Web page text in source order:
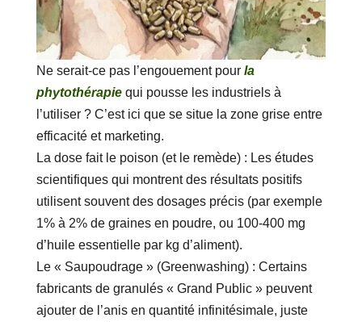
Ne serait-ce pas l’engouement pourla
phytothérapiequi pousse les industriels à
l’utiliser ? C’est ici que se situe la zone grise entre
efficacité et marketing.
La dose fait le poison (et le remède) : Les études
scientifiques qui montrent des résultats positifs
utilisent souvent des dosages précis (par exemple
1% à 2% de graines en poudre, ou 100-400 mg
d’huile essentielle par kg d’aliment).
Le « Saupoudrage » (Greenwashing) : Certains
fabricants de granulés « Grand Public » peuvent
ajouter de l’anis en quantité infinitésimale, juste